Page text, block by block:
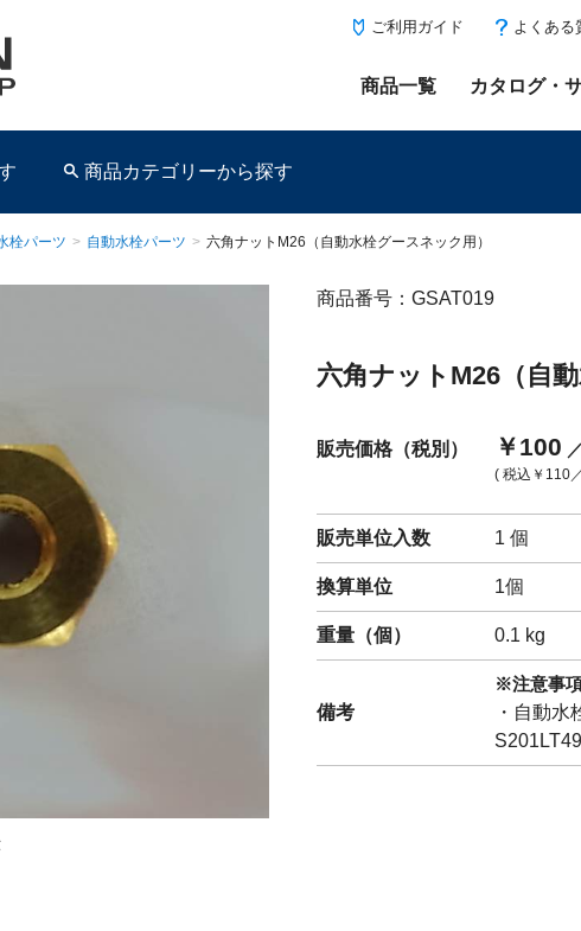
ご利用ガイド よくある
商品一覧 カタログ・
商品カテゴリーから探す
栓パーツ > 自動水栓パーツ > 六角ナットM26（自動水栓グースネック用）
商品番号：GSAT019
六角ナットM26（自
販売価格（税別） ￥100
( 税込 ￥110
販売単位入数 1 個
換算単位 1個
重量（個 ） 0.1 kg
備考
※注意事
・自動